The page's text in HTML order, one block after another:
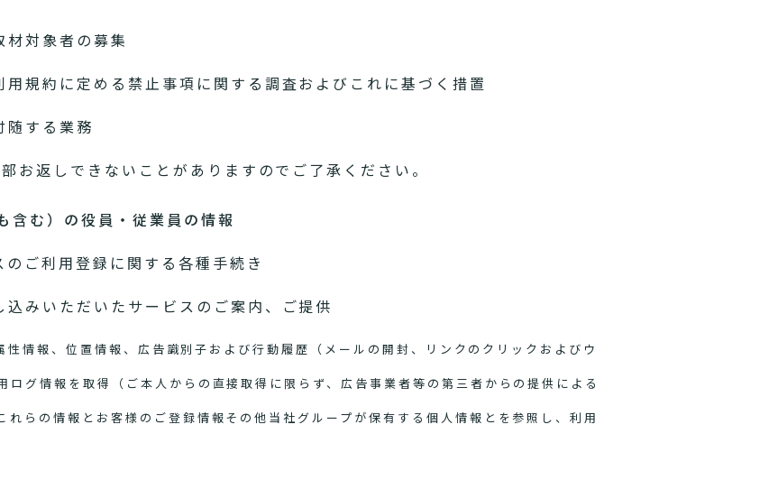
対象者の募集
規約に定める禁止事項に関する調査およびこれに基づく措置
随する業務
お返しできないことがありますのでご了承ください。
含む）の役員・従業員の情報
ご利用登録に関する各種手続き
みいただいたサービスのご案内、ご提供
情報、位置情報、広告識別子および行動履歴（メールの開封、リンクのクリックおよびウ
ログ情報を取得（ご本人からの直接取得に限らず、広告事業者等の第三者からの提供による
れらの情報とお客様のご登録情報その他当社グループが保有する個人情報とを参照し、利用